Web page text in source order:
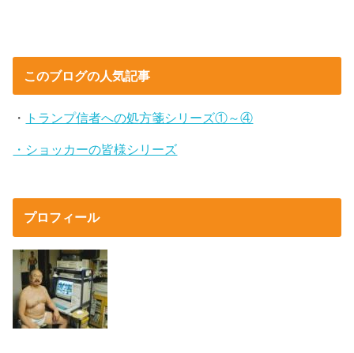
このブログの人気記事
・ トランプ信者への処方箋シリーズ①～④
・ショッカーの皆様シリーズ
プロフィール